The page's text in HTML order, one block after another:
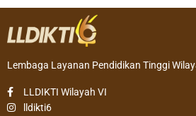
Lembaga Layanan Pendidikan Tinggi
LLDIKTI Wilayah VI
lldikti6